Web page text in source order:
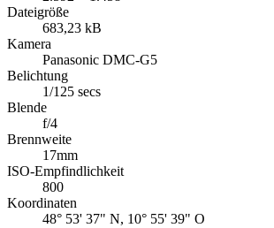
Dateigröße
683,23 kB
Kamera
Panasonic DMC-G5
Belichtung
1/125 secs
Blende
f/4
Brennweite
17mm
ISO-Empfindlichkeit
800
Koordinaten
48° 53' 37" N, 10° 55' 39" O